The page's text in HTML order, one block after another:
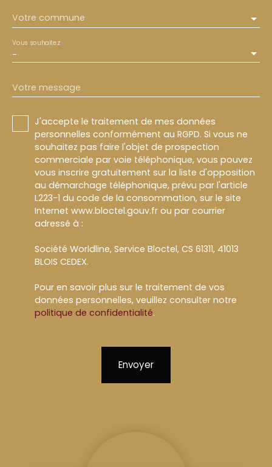
Votre commune
-
Vous souhaitez
Votre message
J'accepte le traitement de mes données
personnelles conformément au RGPD. Si vous ne
souhaitez pas faire l'objet de prospection
commerciale par voie téléphonique, vous pouvez
vous inscrire gratuitement sur la liste d'opposition
au démarchage téléphonique, prévu par l'article
L223-1 du code de la consommation, sur le site
Internet www.bloctel.gouv.fr ou par courrier
adressé à :
Société Worldline, Service Bloctel, CS 61311, 41013
BLOIS CEDEX.
Pour en savoir plus sur le traitement de vos
données personnelles, veuillez consulter notre
politique de confidentialité.
Envoyer